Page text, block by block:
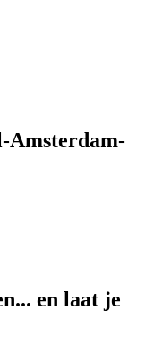
Amsterdam-
en laat je